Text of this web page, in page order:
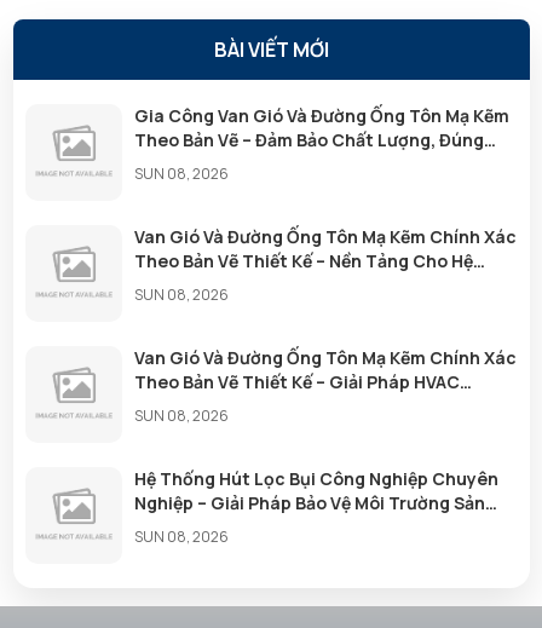
BÀI VIẾT MỚI
Gia Công Van Gió Và Đường Ống Tôn Mạ Kẽm
Theo Bản Vẽ – Đảm Bảo Chất Lượng, Đúng
Tiến Độ
SUN 08, 2026
Van Gió Và Đường Ống Tôn Mạ Kẽm Chính Xác
Theo Bản Vẽ Thiết Kế – Nền Tảng Cho Hệ
Thống Thông Gió Hiệu Quả
SUN 08, 2026
Van Gió Và Đường Ống Tôn Mạ Kẽm Chính Xác
Theo Bản Vẽ Thiết Kế – Giải Pháp HVAC
Chuyên Nghiệp
SUN 08, 2026
Hệ Thống Hút Lọc Bụi Công Nghiệp Chuyên
Nghiệp – Giải Pháp Bảo Vệ Môi Trường Sản
Xuất Hiệu Quả
SUN 08, 2026